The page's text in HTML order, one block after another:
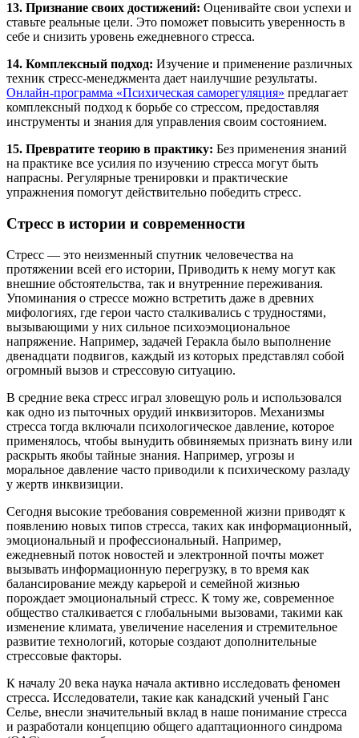
13. Признание своих достижений: Оценивайте свои успехи и
ставьте реальные цели. Это поможет повысить уверенность в
себе и снизить уровень ежедневного стресса.
14. Комплексный подход: Изучение и применение различных
техник стресс-менеджмента дает наилучшие результаты.
Онлайн-программа «Психическая саморегуляция» предлагает
комплексный подход к борьбе со стрессом, предоставляя
инструменты и знания для управления своим состоянием.
15. Превратите теорию в практику: Без применения знаний
на практике все усилия по изучению стресса могут быть
напрасны. Регулярные тренировки и практические
упражнения помогут действительно победить стресс.
Стресс в истории и современности
Стресс — это неизменный спутник человечества на
протяжении всей его истории, Приводить к нему могут как
внешние обстоятельства, так и внутренние переживания.
Упоминания о стрессе можно встретить даже в древних
мифологиях, где герои часто сталкивались с трудностями,
вызывающими у них сильное психоэмоциональное
напряжение. Например, задачей Геракла было выполнение
двенадцати подвигов, каждый из которых представлял собой
огромный вызов и стрессовую ситуацию.
В средние века стресс играл зловещую роль и использовался
как одно из пыточных орудий инквизиторов. Механизмы
стресса тогда включали психологическое давление, которое
применялось, чтобы вынудить обвиняемых признать вину или
раскрыть якобы тайные знания. Например, угрозы и
моральное давление часто приводили к психическому разладу
у жертв инквизиции.
Сегодня высокие требования современной жизни приводят к
появлению новых типов стресса, таких как информационный,
эмоциональный и профессиональный. Например,
ежедневный поток новостей и электронной почты может
вызывать информационную перегрузку, в то время как
балансирование между карьерой и семейной жизнью
порождает эмоциональный стресс. К тому же, современное
общество сталкивается с глобальными вызовами, такими как
изменение климата, увеличение населения и стремительное
развитие технологий, которые создают дополнительные
стрессовые факторы.
К началу 20 века наука начала активно исследовать феномен
стресса. Исследователи, такие как канадский ученый Ганс
Селье, внесли значительный вклад в наше понимание стресса
и разработали концепцию общего адаптационного синдрома